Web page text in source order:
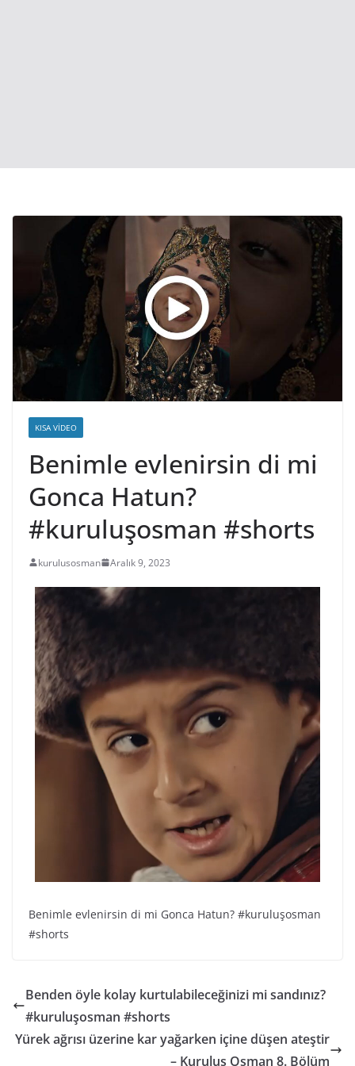
KISA VIDEO
Benimle evlenirsin di mi
Gonca Hatun?
#kuruluşosman #shorts
kurulusosman Aralık 9, 2023
Benimle evlenirsin di mi Gonca Hatun? #kuruluşosman
#shorts
Benden öyle kolay kurtulabileceğinizi mi sandınız?
#kuruluşosman #shorts
Yürek ağrısı üzerine kar yağarken içine düşen ateştir
– Kuruluş Osman 8. Bölüm